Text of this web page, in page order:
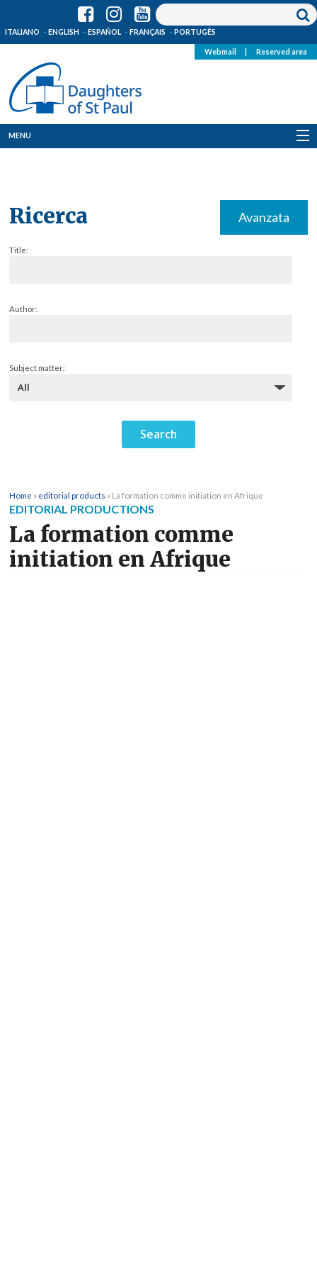
ITALIANO ENGLISH ESPAÑOL FRANÇAIS PORTUGÊS
Webmail Reserved area
MENU
Ricerca Avanzata
Title:
Author:
Subject matter:
Home » editorial products » La formation comme initiation en Afrique
EDITORIAL PRODUCTIONS
La formation comme
initiation en Afrique